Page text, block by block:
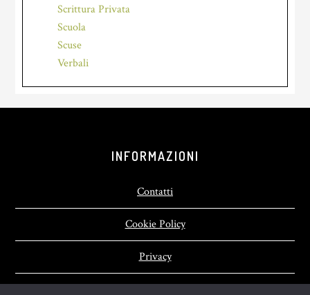
Scrittura Privata
Scuola
Scuse
Verbali
INFORMAZIONI
Contatti
Cookie Policy
Privacy